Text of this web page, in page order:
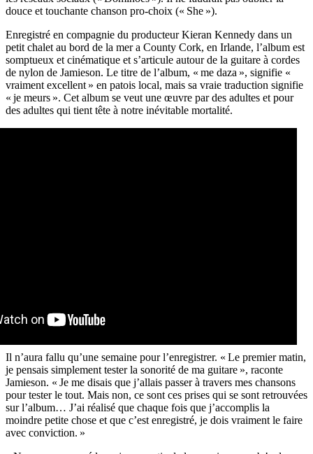
douce et touchante chanson pro-choix (« She »).
Enregistré en compagnie du producteur Kieran Kennedy dans un
petit chalet au bord de la mer a County Cork, en Irlande, l’album est
somptueux et cinématique et s’articule autour de la guitare à cordes
de nylon de Jamieson. Le titre de l’album, « me daza », signifie «
vraiment excellent » en patois local, mais sa vraie traduction signifie
« je meurs ». Cet album se veut une œuvre par des adultes et pour
des adultes qui tient tête à notre inévitable mortalité.
Il n’aura fallu qu’une semaine pour l’enregistrer. « Le premier matin,
je pensais simplement tester la sonorité de ma guitare », raconte
Jamieson. « Je me disais que j’allais passer à travers mes chansons
pour tester le tout. Mais non, ce sont ces prises qui se sont retrouvées
sur l’album… J’ai réalisé que chaque fois que j’accomplis la
moindre petite chose et que c’est enregistré, je dois vraiment le faire
avec conviction. »